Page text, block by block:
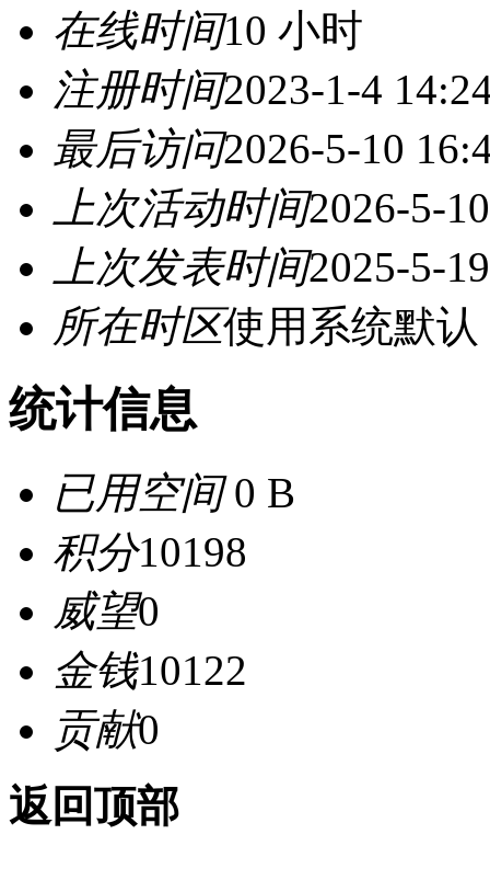
在线时间10 小时
注册时间2023-1-4
最后访问2026-5-10
上次活动时间2026-5-
上次发表时间2025-5-
所在时区使用系统默认
统计信息
已用空间0 B
积分10198
威望0
金钱10122
贡献0
返回顶部